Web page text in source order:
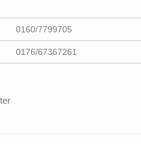
0160/7799705
0176/67367261